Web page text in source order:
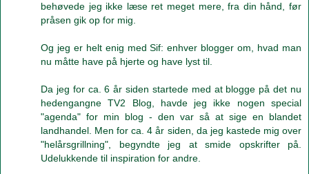
behøvede jeg ikke læse ret meget mere, fra din hånd, før
pråsen gik op for mig.
Og jeg er helt enig med Sif: enhver blogger om, hvad man
nu måtte have på hjerte og have lyst til.
Da jeg for ca. 6 år siden startede med at blogge på det nu
hedengangne TV2 Blog, havde jeg ikke nogen special
"agenda" for min blog - den var så at sige en blandet
landhandel. Men for ca. 4 år siden, da jeg kastede mig over
"helårsgrillning", begyndte jeg at smide opskrifter på.
Udelukkende til inspiration for andre.